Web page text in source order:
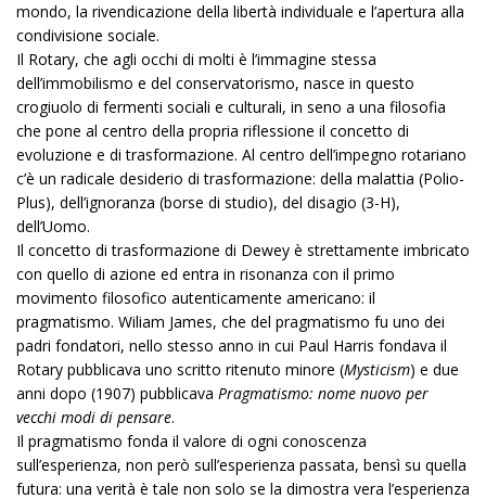
mondo, la rivendicazione della libertà individuale e l’apertura alla
condivisione sociale.
Il Rotary, che agli occhi di molti è l’immagine stessa
dell’immobilismo e del conservatorismo, nasce in questo
crogiuolo di fermenti sociali e culturali, in seno a una filosofia
che pone al centro della propria riflessione il concetto di
evoluzione e di trasformazione. Al centro dell’impegno rotariano
c’è un radicale desiderio di trasformazione: della malattia (Polio-
Plus), dell’ignoranza (borse di studio), del disagio (3-H),
dell’Uomo.
Il concetto di trasformazione di Dewey è strettamente imbricato
con quello di azione ed entra in risonanza con il primo
movimento filosofico autenticamente americano: il
pragmatismo. Wiliam James, che del pragmatismo fu uno dei
padri fondatori, nello stesso anno in cui Paul Harris fondava il
Rotary pubblicava uno scritto ritenuto minore (Mysticism) e due
anni dopo (1907) pubblicava Pragmatismo: nome nuovo per
vecchi modi di pensare.
Il pragmatismo fonda il valore di ogni conoscenza
sull’esperienza, non però sull’esperienza passata, bensì su quella
futura: una verità è tale non solo se la dimostra vera l’esperienza